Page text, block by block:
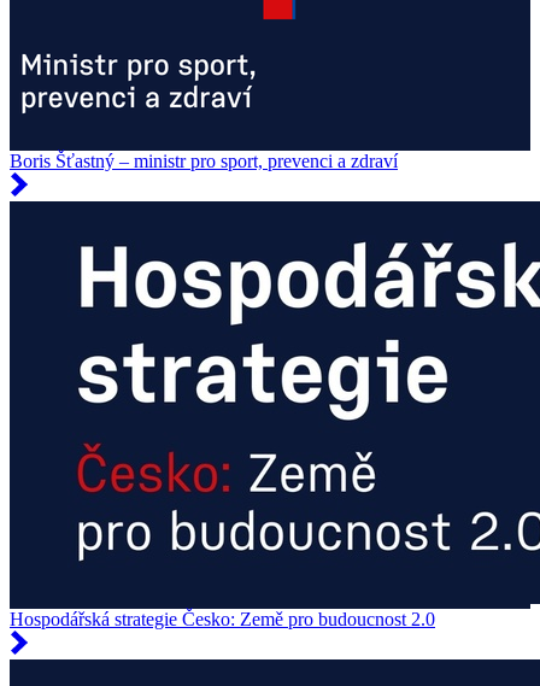
Boris Šťastný – ministr pro sport, prevenci a zdraví
Hospodářská strategie Česko: Země pro budoucnost 2.0